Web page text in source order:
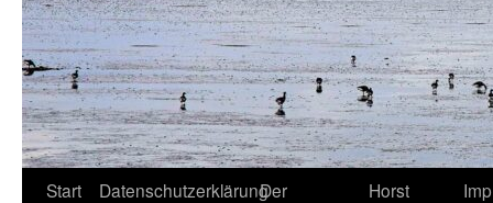
Start DatenschutzerklärungDer
Horst